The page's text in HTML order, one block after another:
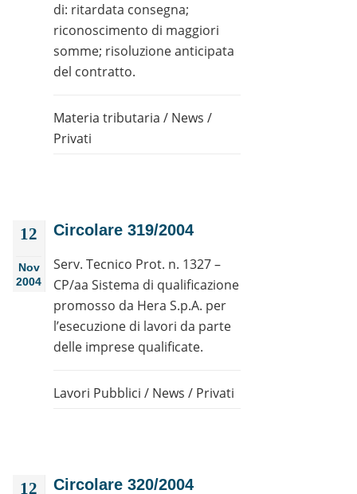
di: ritardata consegna;
riconoscimento di maggiori
somme; risoluzione anticipata
del contratto.
Materia tributaria / News /
Privati
12
Nov
2004
Circolare 319/2004
Serv. Tecnico Prot. n. 1327 –
CP/aa Sistema di qualificazione
promosso da Hera S.p.A. per
l’esecuzione di lavori da parte
delle imprese qualificate.
Lavori Pubblici / News / Privati
12 Circolare 320/2004